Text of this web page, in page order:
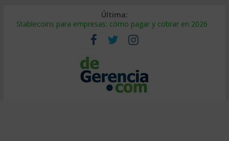
Última:
Stablecoins para empresas: cómo pagar y cobrar en 2026
Despido silencioso: qué es y por qué sale tan caro
IA en selección de personal: cómo auditarla a tiempo
Trabajo forzoso en la cadena de suministro: qué hacer
Mercado hispano de EE. UU.: cómo segmentarlo y venderle